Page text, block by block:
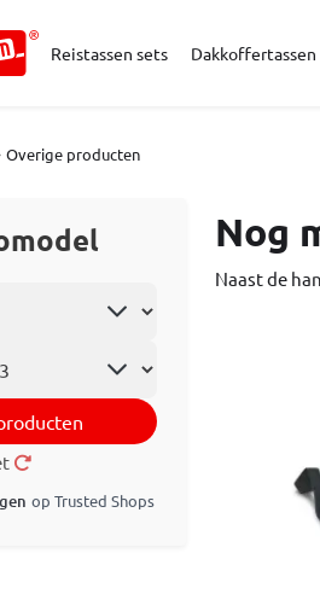
Reistassen sets Dakkoffertassen
Overige producten
op Trusted Shops
Nog
Naast de